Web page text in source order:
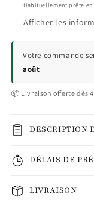
Habituellement prête en
Afficher les
Votre commande
août
📦 Livraison offerte dès
DESCRIPTION
DÉLAIS DE
LIVRAISON